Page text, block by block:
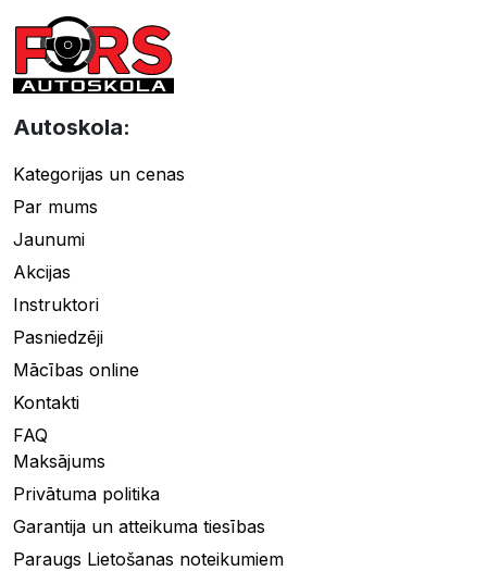
Autoskola:
Kategorijas un cenas
Par mums
Jaunumi
Akcijas
Instruktori
Pasniedzēji
Mācības online
Kontakti
FAQ
Maksājums
Privātuma politika
Garantija un atteikuma tiesības
Paraugs Lietošanas noteikumiem